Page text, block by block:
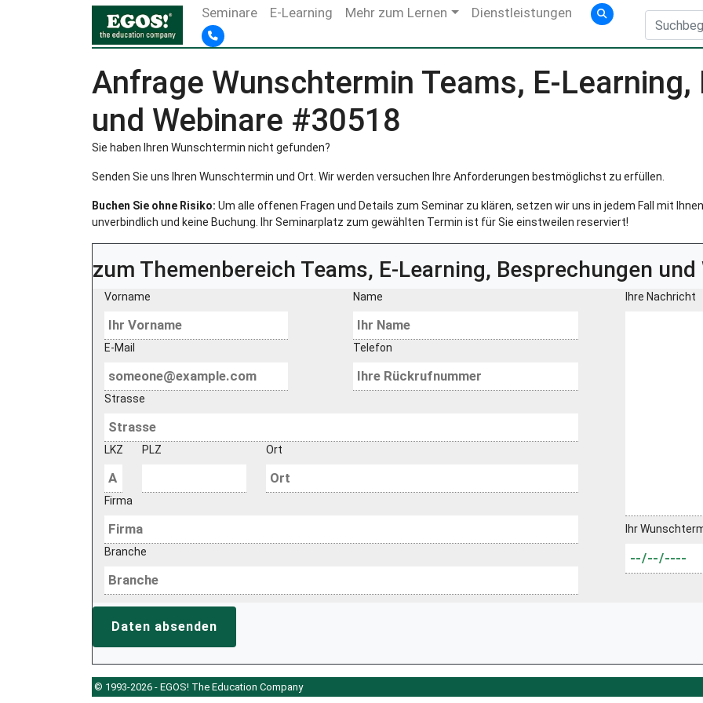
Seminare E-Learning Mehr zum Lernen Dienstleistungen
Anfrage Wunschtermin Teams, E-Learning,
und Webinare #30518
Sie haben Ihren Wunschtermin nicht gefunden?
Senden Sie uns Ihren Wunschtermin und Ort. Wir werden versuchen Ihre Anforderungen bestmöglichst zu erfüllen.
Buchen Sie ohne Risiko: Um alle offenen Fragen und Details zum Seminar zu klären, setzen wir uns in jedem Fall mit
unverbindlich und keine Buchung. Ihr Seminarplatz zum gewählten Termin ist für Sie einstweilen reserviert!
zum Themenbereich Teams, E-Learning, Besprechungen
Vorname Name
E-Mail Telefon
Strasse
LKZ PLZ Ort
Firma
Branche
Ihre Nachricht
Ihr
Daten absenden
© 1993-2026 - EGOS! The Education Company